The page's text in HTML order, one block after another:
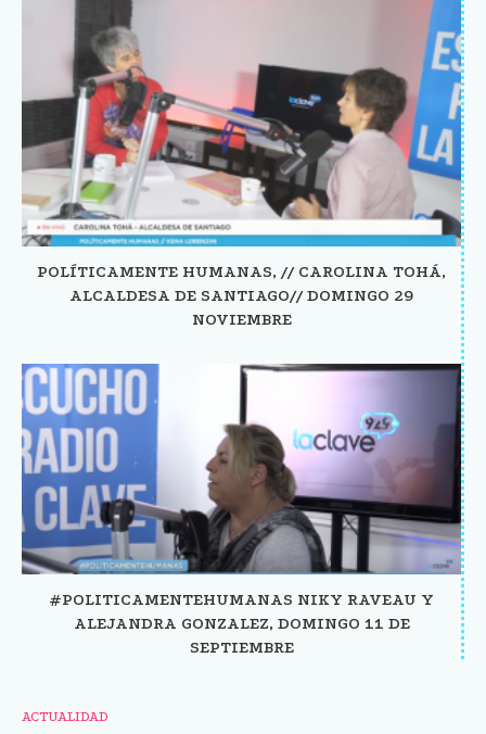
POLÍTICAMENTE HUMANAS, // CAROLINA TOHÁ,
ALCALDESA DE SANTIAGO// DOMINGO 29
NOVIEMBRE
#POLITICAMENTEHUMANAS NIKY RAVEAU Y
ALEJANDRA GONZALEZ, DOMINGO 11 DE
SEPTIEMBRE
ACTUALIDAD